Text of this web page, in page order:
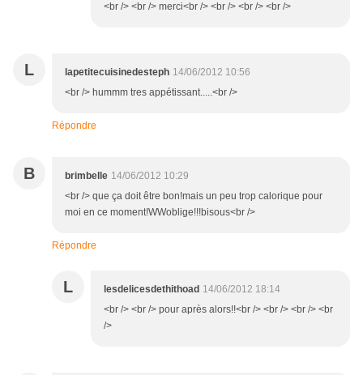
<br /> <br /> merci<br /> <br /> <br /> <br />
L lapetitecuisinedesteph 14/06/2012 10:56
<br /> hummm tres appétissant.....<br />
Répondre
B brimbelle 14/06/2012 10:29
<br /> que ça doit être bon!mais un peu trop calorique pour
moi en ce moment!WWoblige!!!bisous<br />
Répondre
L lesdelicesdethithoad 14/06/2012 18:14
<br /> <br /> pour après alors!!<br /> <br /> <br /> <br
/>